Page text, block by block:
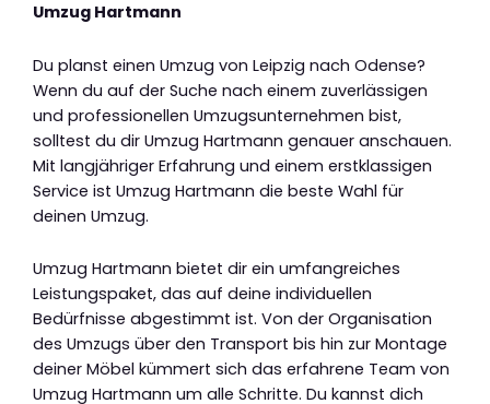
Umzug Hartmann
Du planst einen Umzug von Leipzig nach Odense?
Wenn du auf der Suche nach einem zuverlässigen
und professionellen Umzugsunternehmen bist,
solltest du dir Umzug Hartmann genauer anschauen.
Mit langjähriger Erfahrung und einem erstklassigen
Service ist Umzug Hartmann die beste Wahl für
deinen Umzug.
Umzug Hartmann bietet dir ein umfangreiches
Leistungspaket, das auf deine individuellen
Bedürfnisse abgestimmt ist. Von der Organisation
des Umzugs über den Transport bis hin zur Montage
deiner Möbel kümmert sich das erfahrene Team von
Umzug Hartmann um alle Schritte. Du kannst dich